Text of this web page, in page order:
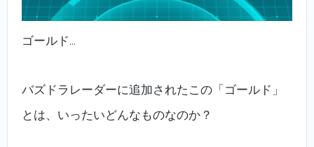
ゴールド…
バズドラレーダーに追加されたこの「ゴールド」
とは、いったいどんなものなのか？